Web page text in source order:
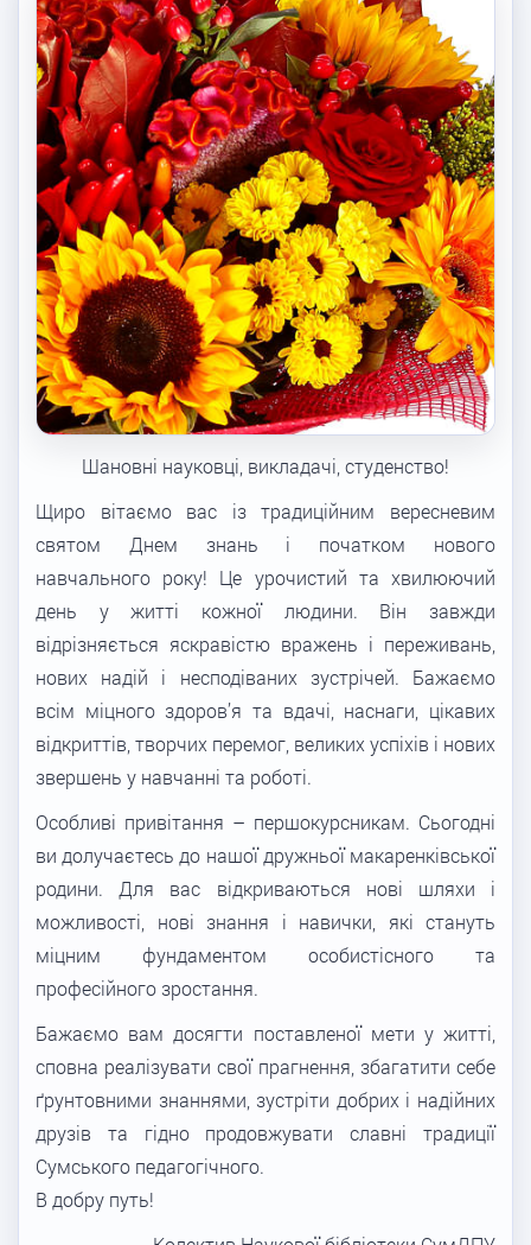
Шановні науковці, викладачі, студенство!
Щиро вітаємо вас із традиційним вересневим
святом Днем знань і початком нового
навчального року! Це урочистий та хвилюючий
день у житті кожної людини. Він завжди
відрізняється яскравістю вражень і переживань,
нових надій і несподіваних зустрічей. Бажаємо
всім міцного здоров’я та вдачі, наснаги, цікавих
відкриттів, творчих перемог, великих успіхів і нових
звершень у навчанні та роботі.
Особливі привітання – першокурсникам. Сьогодні
ви долучаєтесь до нашої дружньої макаренківської
родини. Для вас відкриваються нові шляхи і
можливості, нові знання і навички, які стануть
міцним фундаментом особистісного та
професійного зростання.
Бажаємо вам досягти поставленої мети у житті,
сповна реалізувати свої прагнення, збагатити себе
ґрунтовними знаннями, зустріти добрих і надійних
друзів та гідно продовжувати славні традиції
Сумського педагогічного.
В добру путь!